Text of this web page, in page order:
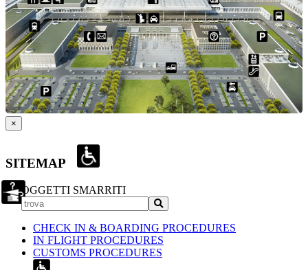
×
SITEMAP
OGGETTI SMARRITI
CHECK IN & BOARDING PROCEDURES
IN FLIGHT PROCEDURES
CUSTOMS PROCEDURES